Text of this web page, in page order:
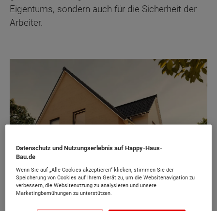
Eigentums, sondern auch für die Sicherheit der
Arbeiter.
Datenschutz und Nutzungserlebnis auf Happy-Haus-
Bau.de
Wenn Sie auf „Alle Cookies akzeptieren“ klicken, stimmen Sie der
Speicherung von Cookies auf Ihrem Gerät zu, um die Websitenavigation zu
verbessern, die Websitenutzung zu analysieren und unsere
Marketingbemühungen zu unterstützen.